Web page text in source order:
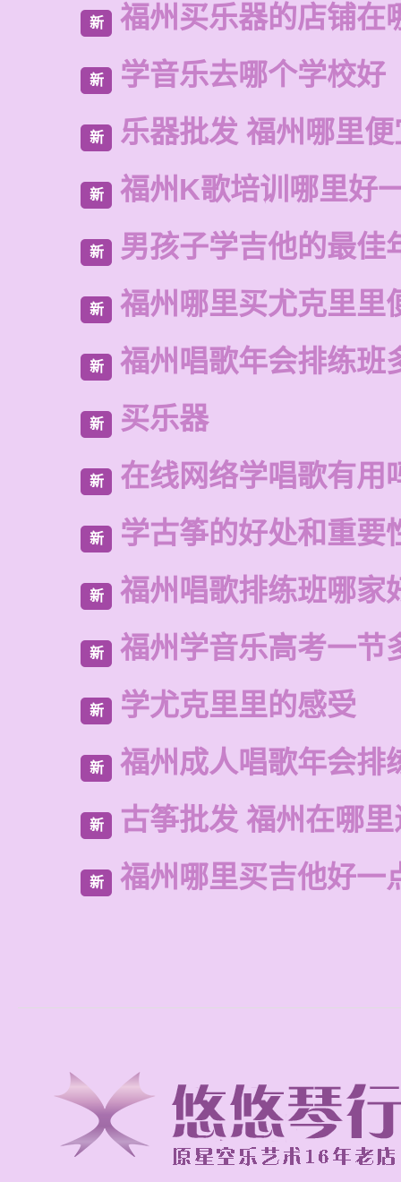
新 福州买乐器的店铺在
新 学音乐去哪个学校好
新 乐器批发 福州哪里
新 福州K歌培训哪里好
新 男孩子学吉他的最佳
新 福州哪里买尤克里里
新 福州唱歌年会排练班
新 买乐器
新 在线网络学唱歌有用
新 学古筝的好处和重要
新 福州唱歌排练班哪家
新 福州学音乐高考一节
新 学尤克里里的感受
新 福州成人唱歌年会排
新 古筝批发 福州在哪
新 福州哪里买吉他好一